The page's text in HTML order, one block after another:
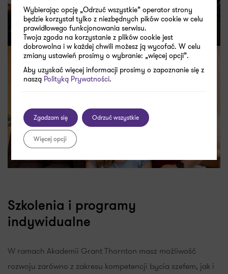
Poland Bussines Run
Coroczny bieg charytatywny, w którym uczestniczą
nasi pracownicy – 13 drużyn, 65 uczestników
Webinary społeczne
granic, depresja, zdrowie, rodzicielstwo oraz wiele
innych związanych z potrzebami naszych
pracowników lub ich inicjatywami.
Szkolenia i programy
indywidualne
W ramach Akademii Grant Thornton masz możliwość
rozwoju zarówno z zakresu kompetencji bycia szefem, jak i
Wybierając opcję „Odrzuć wszystkie” operator strony
będzie korzystał tylko z niezbędnych pików cookie w celu
prawidłowego funkcjonowania serwisu.
Twoja zgoda na korzystanie z plików cookie jest
dobrowolna i w każdej chwili możesz ją wycofać. W celu
zmiany ustawień prosimy o wybranie: „więcej opcji”.
Aby uzyskać więcej informacji prosimy o zapoznanie się z
naszą Polityką Prywatności.
Zgadzam się Odrzuć wszystkie
Więcej opcji